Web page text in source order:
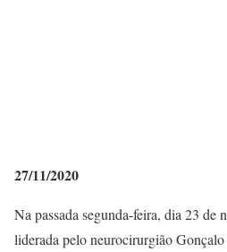
27/11/2020
Na passada segunda-feira, dia 23 de
liderada pelo neurocirurgião